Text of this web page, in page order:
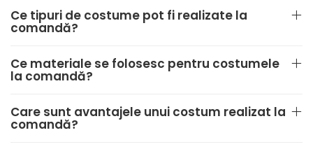
Ce tipuri de costume pot fi realizate la
comandă?
Ce materiale se folosesc pentru costumele
la comandă?
Care sunt avantajele unui costum realizat la
comandă?